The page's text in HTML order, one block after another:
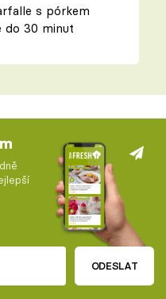
s pórkem
do 30 minut
ODESLAT